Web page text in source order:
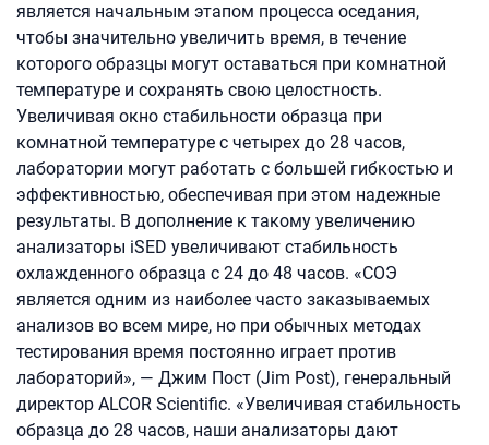
является начальным этапом процесса оседания,
чтобы значительно увеличить время, в течение
которого образцы могут оставаться при комнатной
температуре и сохранять свою целостность.
Увеличивая окно стабильности образца при
комнатной температуре с четырех до 28 часов,
лаборатории могут работать с большей гибкостью и
эффективностью, обеспечивая при этом надежные
результаты. В дополнение к такому увеличению
анализаторы iSED увеличивают стабильность
охлажденного образца с 24 до 48 часов. «СОЭ
является одним из наиболее часто заказываемых
анализов во всем мире, но при обычных методах
тестирования время постоянно играет против
лабораторий», — Джим Пост (Jim Post), генеральный
директор ALCOR Scientific. «Увеличивая стабильность
образца до 28 часов, наши анализаторы дают